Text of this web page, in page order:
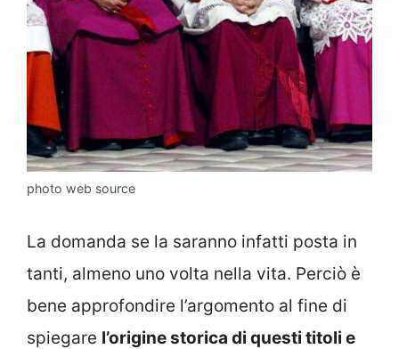
photo web source
La domanda se la saranno infatti posta in
tanti, almeno uno volta nella vita. Perciò è
bene approfondire l’argomento al fine di
spiegare l’origine storica di questi titoli e